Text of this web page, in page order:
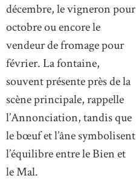
décembre, le vigneron pour
octobre ou encore le
vendeur de fromage pour
février. La fontaine,
souvent présente près de la
scène principale, rappelle
l’Annonciation, tandis que
le bœuf et l’âne symbolisent
l’équilibre entre le Bien et
le Mal.